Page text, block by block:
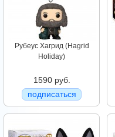
Рубеус Хагрид (Hagrid
Holiday)
1590 руб.
подписаться